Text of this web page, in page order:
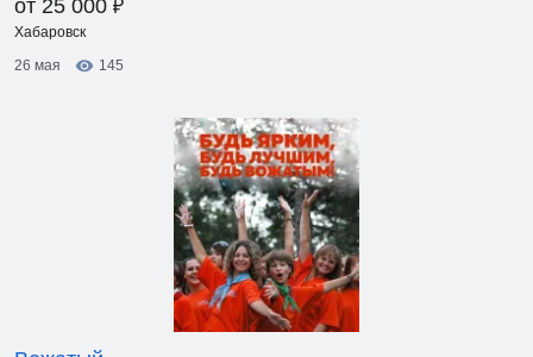
от 25 000
Хабаровск
26 мая
145